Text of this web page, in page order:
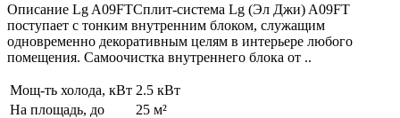
Описание Lg A09FTСплит-система Lg (Эл Джи) A09FT
поступает с тонким внутренним блоком, служащим
одновременно декоративным целям в интерьере любого
помещения. Самоочистка внутреннего блока от ..
Мощ-ть холода, кВт 2.5 кВт
На площадь, до
25 м²